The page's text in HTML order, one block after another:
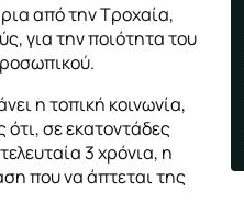
από την Τροχαία,
για την ποιότητα του
η τοπική κοινωνία,
σε εκατοντάδες
3 χρόνια, η
που να άπτεται της